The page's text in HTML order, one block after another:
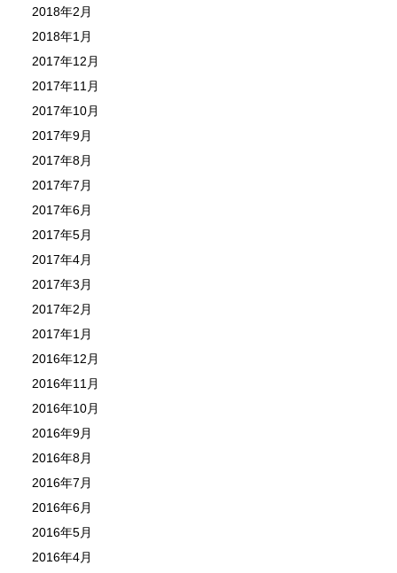
2018年2月
2018年1月
2017年12月
2017年11月
2017年10月
2017年9月
2017年8月
2017年7月
2017年6月
2017年5月
2017年4月
2017年3月
2017年2月
2017年1月
2016年12月
2016年11月
2016年10月
2016年9月
2016年8月
2016年7月
2016年6月
2016年5月
2016年4月